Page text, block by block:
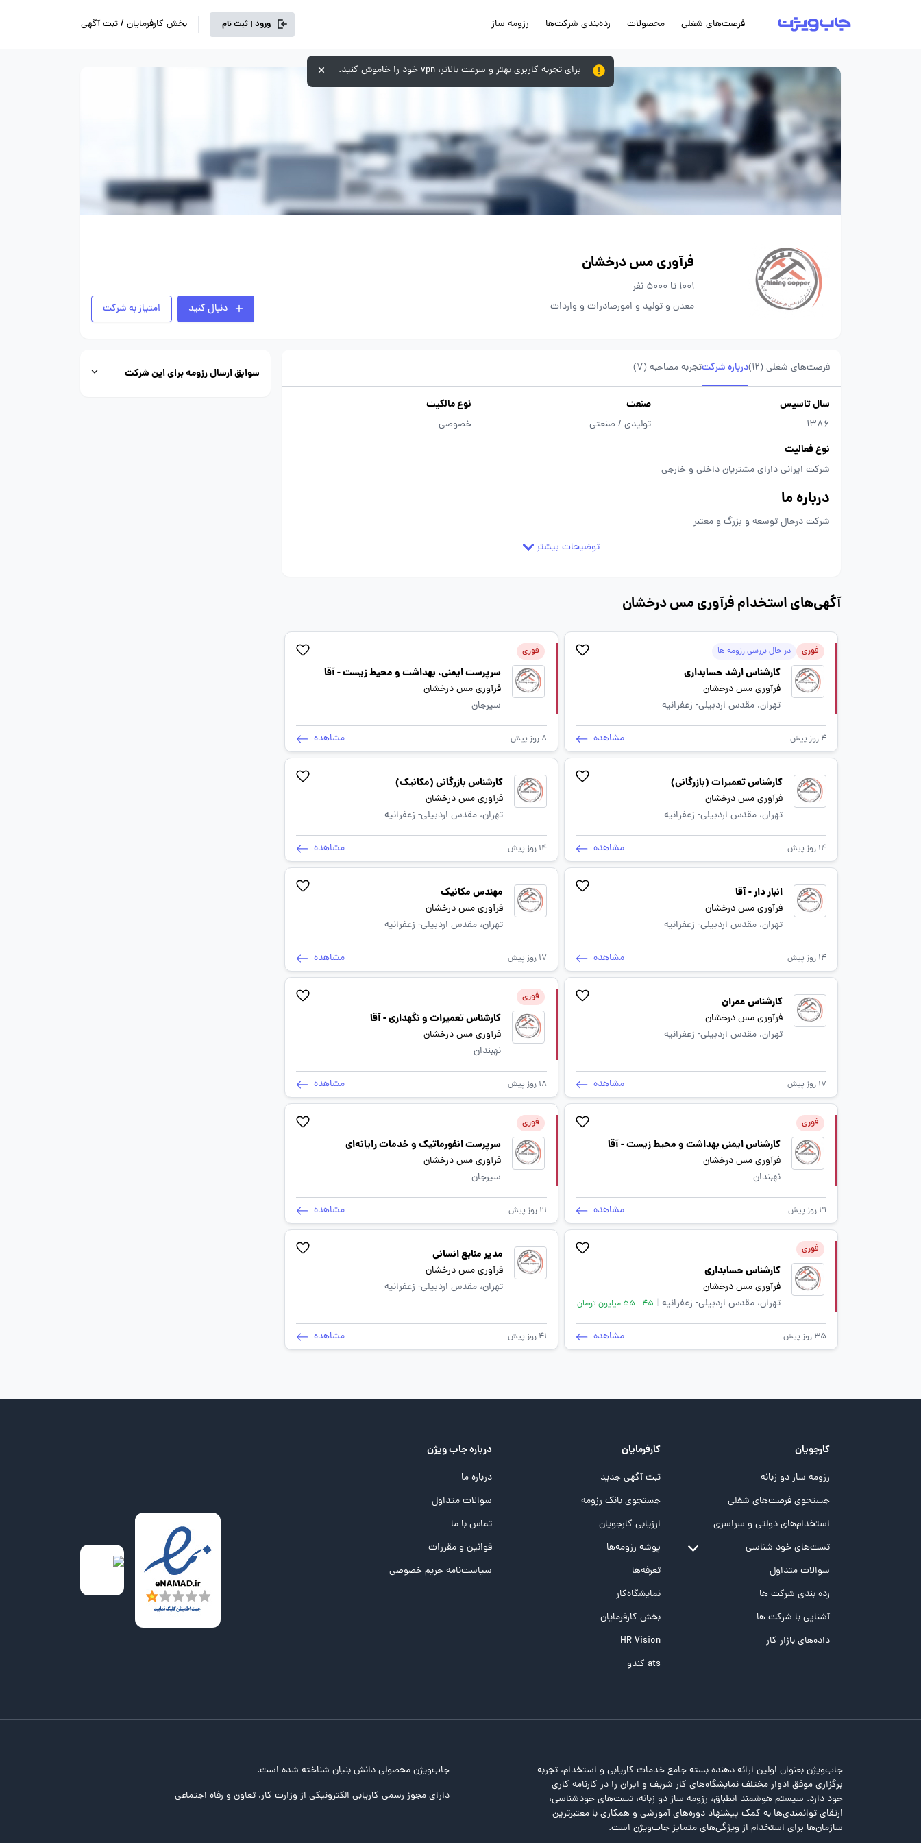
فرصت‌های شغلی محصولات رده‌بندی شرکت‌ها رزومه ساز ورود | ثبت نام بخش کارفرمایان / ثبت آگهی
فرآوری مس درخشان
1001 تا 5000 نفر
معدن و تولید و امورصادرات و واردات
دنبال کنید امتیاز به شرکت
فرصت‌های شغلی (12) درباره شرکتتجربه مصاحبه (7)
سال تاسیس
1386
صنعت
تولیدی / صنعتی
نوع مالکیت
خصوصی
نوع فعالیت
شرکت ایرانی دارای مشتریان داخلی و خارجی
درباره ما
شرکت درحال توسعه و بزرگ و معتبر
توضیحات بیشتر
آگهی‌های استخدام فرآوری مس درخشان
فوری در حال بررسی رزومه ها
کارشناس ارشد حسابداری
فرآوری مس درخشان
تهران، مقدس اردبیلی- زعفرانیه
4 روز پیش مشاهده
فوری
سرپرست ایمنی، بهداشت و محیط زیست - آقا
فرآوری مس درخشان
سیرجان
8 روز پیش مشاهده
کارشناس تعمیرات (بازرگانی)
فرآوری مس درخشان
تهران، مقدس اردبیلی- زعفرانیه
14 روز پیش مشاهده
کارشناس بازرگانی (مکانیک)
فرآوری مس درخشان
تهران، مقدس اردبیلی- زعفرانیه
14 روز پیش مشاهده
انبار دار - آقا
فرآوری مس درخشان
تهران، مقدس اردبیلی- زعفرانیه
14 روز پیش مشاهده
مهندس مکانیک
فرآوری مس درخشان
تهران، مقدس اردبیلی- زعفرانیه
17 روز پیش مشاهده
کارشناس عمران
فرآوری مس درخشان
تهران، مقدس اردبیلی- زعفرانیه
17 روز پیش مشاهده
فوری
کارشناس تعمیرات و نگهداری - آقا
فرآوری مس درخشان
نهبندان
18 روز پیش مشاهده
فوری
کارشناس ایمنی بهداشت و محیط زیست - آقا
فرآوری مس درخشان
نهبندان
19 روز پیش مشاهده
فوری
سرپرست انفورماتیک و خدمات رایانه‌ای
فرآوری مس درخشان
سیرجان
21 روز پیش مشاهده
فوری
کارشناس حسابداری
فرآوری مس درخشان
تهران، مقدس اردبیلی- زعفرانیه | 45 - 55 میلیون تومان
35 روز پیش مشاهده
مدیر منابع انسانی
فرآوری مس درخشان
تهران، مقدس اردبیلی- زعفرانیه
41 روز پیش مشاهده
سوابق ارسال رزومه برای این شرکت
کارجویان
رزومه ساز دو زبانه
جستجوی فرصت‌های شغلی
استخدام‌های دولتی و سراسری
تست‌های خود شناسی
تست MBTI
تست تیپ سنجی شغلی Holland
تست NEO
تست هوش های چندگانه
سوالات متداول
رده بندی شرکت ها
آشنایی با شرکت ها
داده‌های بازار کار
کارفرمایان
ثبت آگهی جدید
جستجوی بانک رزومه
ارزیابی کارجویان
پوشه‌‌ رزومه‌ها
تعرفه‌ها
نمایشگاه‌کار
بخش کارفرمایان
HR Vision
ats کندو
درباره جاب ویژن
درباره ما
سوالات متداول
تماس با ما
قوانین و مقررات
سیاست‌نامه حریم خصوصی
جاب‌ویژن بعنوان اولین ارائه دهنده بسته جامع خدمات کاریابی و استخدام، تجربه
برگزاری موفق ادوار مختلف نمایشگاه‌های کار شریف و ایران را در کارنامه کاری
خود دارد. سیستم هوشمند انطباق، رزومه ساز دو زبانه، تست‌های خودشناسی،
ارتقای توانمندی‌ها به کمک پیشنهاد دوره‌های آموزشی و همکاری با معتبرترین
سازمان‌ها برای استخدام از ویژگی‌های متمایز جاب‌ویژن است.
جاب‌ویژن محصولی دانش بنیان شناخته شده است.
دارای مجوز رسمی کاریابی الکترونیکی از وزارت کار، تعاون و رفاه اجتماعی
برای تجربه کاربری بهتر و سرعت بالاتر، vpn خود را خاموش کنید.